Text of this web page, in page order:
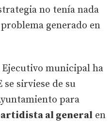
no tenía nada
generado en
Ejecutivo municipal ha
se sirviese de su
para
al general en